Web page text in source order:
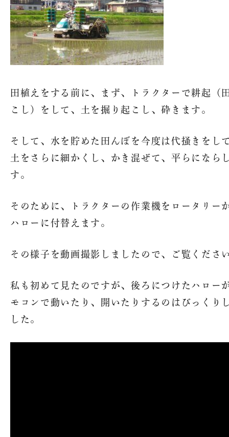
田植えをする前に、まず、トラクターで耕起（
こし）をして、土を掘り起こし、砕きます。
そして、水を貯めた田んぼを今度は代掻きをし
土をさらに細かくし、かき混ぜて、平らになら
す。
そのために、トラクターの作業機をロータリー
ハローに付替えます。
その様子を動画撮影しましたので、ご覧くださ
私も初めて見たのですが、後ろにつけたハロー
モコンで動いたり、開いたりするのはびっくり
した。